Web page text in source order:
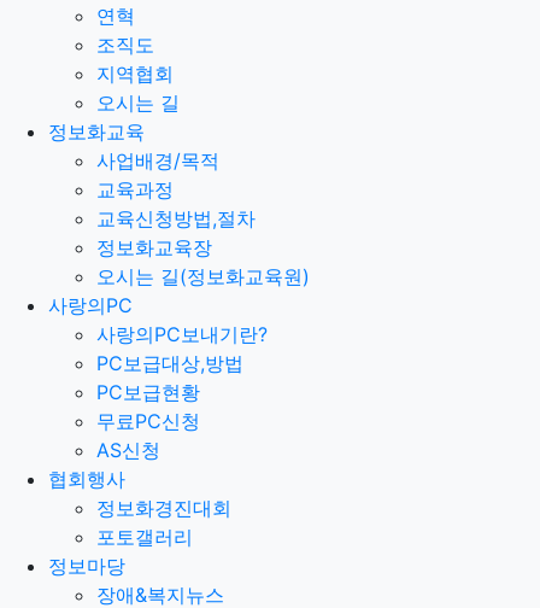
연혁
조직도
지역협회
오시는 길
정보화교육
사업배경/목적
교육과정
교육신청방법,절차
정보화교육장
오시는 길(정보화교육원)
사랑의PC
사랑의PC보내기란?
PC보급대상,방법
PC보급현황
무료PC신청
AS신청
협회행사
정보화경진대회
포토갤러리
정보마당
장애&복지뉴스